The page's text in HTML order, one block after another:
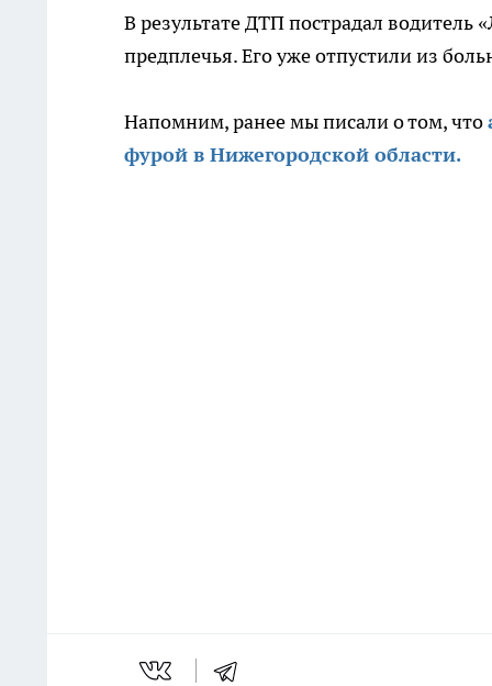
В результате ДТП пострадал
предплечья. Его уже отпустили из
Напомним, ранее мы писали о том, что
фурой в Нижегородской области.